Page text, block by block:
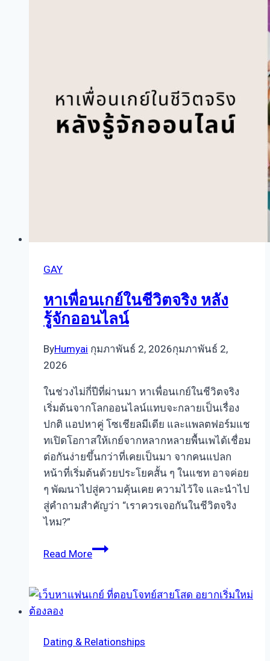
เกย์
เห็น
ชอบ
GAY
หาเพื่อนเกย์ในชีวิตจริง หลัง
รู้จักออนไลน์
ByHumyai กุมภาพันธ์ 2, 2026กุมภาพันธ์ 2,
2026
ในช่วงไม่กี่ปีที่ผ่านมา หาเพื่อนเกย์ในชีวิตจริง
เริ่มต้นจากโลกออนไลน์แทบจะกลายเป็นเรื่อง
ปกติ แอปหาคู่ โซเชียลมีเดีย และแพลตฟอร์มแช
ทเปิดโอกาสให้เกย์จากหลากหลายพื้นเพได้เชื่อม
ต่อกันง่ายขึ้นกว่าที่เคยเป็นมา จากคนแปลก
หน้าที่เริ่มต้นด้วยประโยคสั้น ๆ ในแชท อาจค่อย
ๆ พัฒนาไปสู่ความคุ้นเคย ความไว้ใจ และนำไป
สู่คำถามสำคัญว่า “เราควรเจอกันในชีวิตจริง
ไหม?”
Read Moreหา
ใน
หลัง
Dating & Relationships